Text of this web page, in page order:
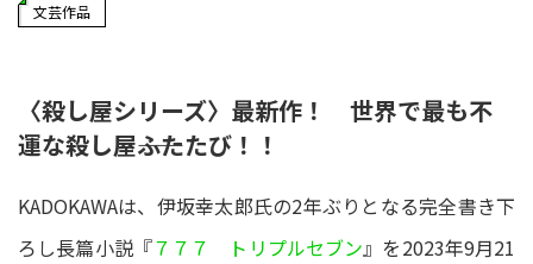
文芸作品
〈殺し屋シリーズ〉最新作！ 世界で最も不
運な殺し屋――ふたたび！！
KADOKAWAは、伊坂幸太郎氏の2年ぶりとなる完全書き下
ろし長篇小説『７７７ トリプルセブン』を2023年9月21